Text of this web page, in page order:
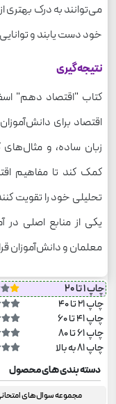
می‌توانند به درک
خود دست یابند و
نتیجه‌گیری
کتاب "اقتصاد دهم"
اقتصاد برای
زبان ساده، و مثال‌های
کمک کند تا مفاهیم
تحلیلی خود را تقویت
یکی از منابع اصلی
معلمان و دانش‌آموزان
چاپ 1 تا 20
چاپ 21 تا 40
چاپ 41 تا 60
چاپ 61 تا 80
چاپ 81 به بالا
دسته بندی های محصول
مجموعه سوال‌های